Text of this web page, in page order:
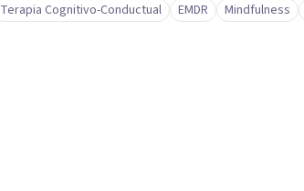
Terapia Cognitivo-Conductual EMDR Mindfulness